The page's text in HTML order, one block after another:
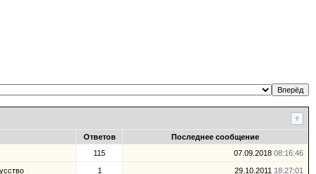
Ответов
Последнее сообщение
115 07.09.2018 08:16:46
1 29.10.2011 18:27:01